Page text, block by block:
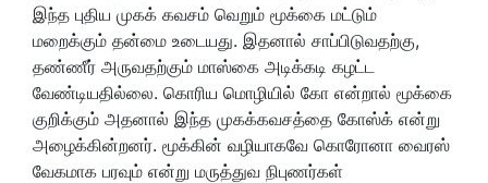
இந்த புதிய முகக் கவசம் வெறும் மூக்கை மட்டும்
மறைக்கும் தன்மை உடையது. இதனால் சாப்பிடுவதற்கு,
தண்ணீர் அருவதற்கும் மாஸ்கை அடிக்கடி கழட்ட
வேண்டியதில்லை. கொரிய மொழியில் கோ என்றால் மூக்கை
குறிக்கும் அதனால் இந்த முகக்கவசத்தை கோஸ்க் என்று
அழைக்கின்றனர். மூக்கின் வழியாகவே கொரோனா வைரஸ்
வேகமாக பரவும் என்று மருத்துவ நிபுணர்கள்